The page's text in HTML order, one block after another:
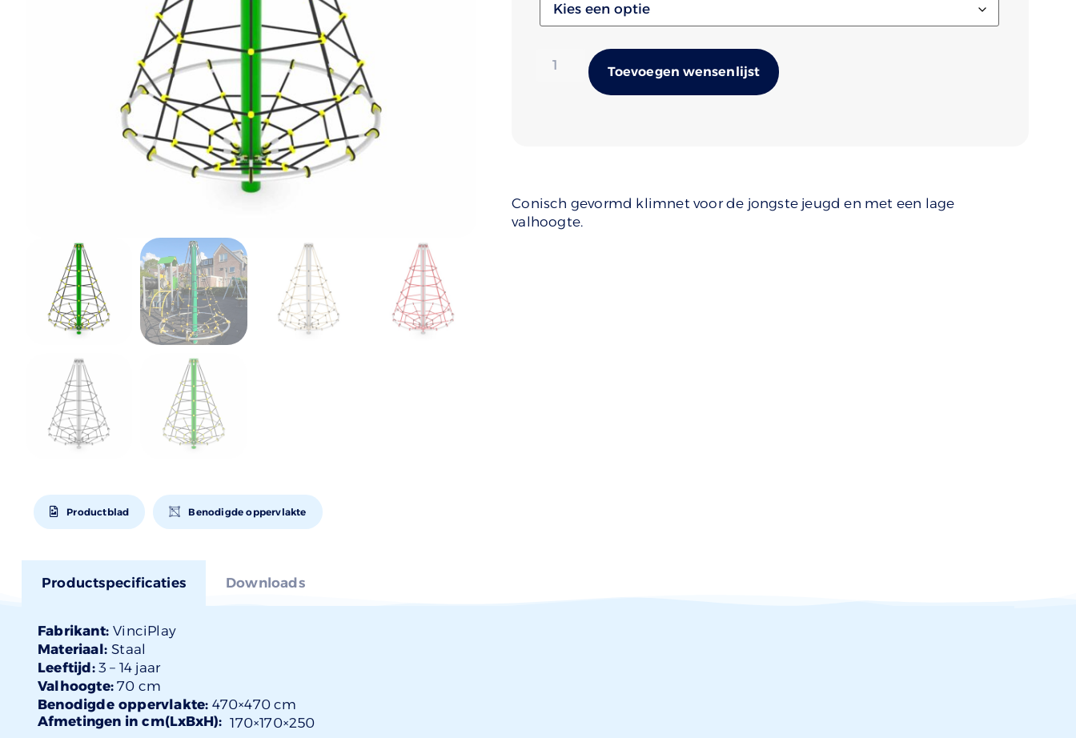
Productblad Benodigde oppervlakte
Toevoegen wensenlijst
Conisch gevormd klimnet voor de jongste jeugd en met een lage
valhoogte.
Productspecificaties Downloads
Fabrikant:VinciPlay
Materiaal:Staal
Leeftijd:3 – 14 jaar
Valhoogte: 70 cm
Benodigde oppervlakte: 470×470 cm
Afmetingen in cm(LxBxH): 170×170×250